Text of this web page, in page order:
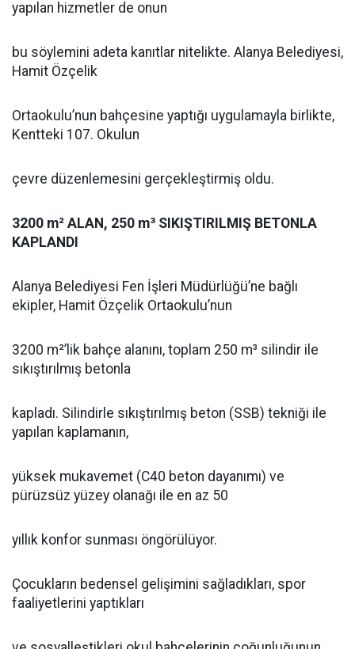
yapılan hizmetler de onun
bu söylemini adeta kanıtlar nitelikte. Alanya Belediyesi,
Hamit Özçelik
Ortaokulu’nun bahçesine yaptığı uygulamayla birlikte,
Kentteki 107. Okulun
çevre düzenlemesini gerçekleştirmiş oldu.
3200 m² ALAN, 250 m³ SIKIŞTIRILMIŞ BETONLA
KAPLANDI
Alanya Belediyesi Fen İşleri Müdürlüğü’ne bağlı
ekipler, Hamit Özçelik Ortaokulu’nun
3200 m²’lik bahçe alanını, toplam 250 m³ silindir ile
sıkıştırılmış betonla
kapladı. Silindirle sıkıştırılmış beton (SSB) tekniği ile
yapılan kaplamanın,
yüksek mukavemet (C40 beton dayanımı) ve
pürüzsüz yüzey olanağı ile en az 50
yıllık konfor sunması öngörülüyor.
Çocukların bedensel gelişimini sağladıkları, spor
faaliyetlerini yaptıkları